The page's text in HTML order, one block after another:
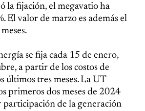
la fijación, el megavatio ha
El valor de marzo es además el
se fija cada 15 de enero,
a partir de los costos de
últimos tres meses. La UT
primeros dos meses de 2024
participación de la generación